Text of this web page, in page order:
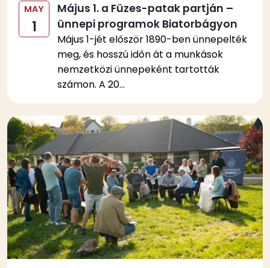
MAY
1
Május 1. a Füzes-patak partján –
ünnepi programok Biatorbágyon
Május 1-jét először 1890-ben ünnepelték
meg, és hosszú időn át a munkások
nemzetközi ünnepeként tartották
számon. A 20...
Kép